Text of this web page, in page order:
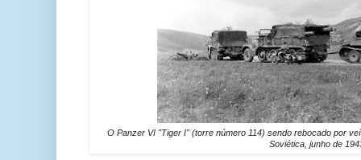
O Panzer VI "Tiger I" (torre número 114) sendo rebocado por
Soviética, junho de